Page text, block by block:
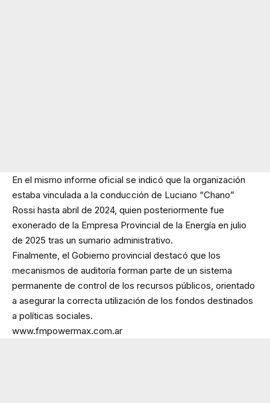
En el mismo informe oficial se indicó que la organización
estaba vinculada a la conducción de Luciano “Chano”
Rossi hasta abril de 2024, quien posteriormente fue
exonerado de la Empresa Provincial de la Energía en julio
de 2025 tras un sumario administrativo.
Finalmente, el Gobierno provincial destacó que los
mecanismos de auditoría forman parte de un sistema
permanente de control de los recursos públicos, orientado
a asegurar la correcta utilización de los fondos destinados
a políticas sociales.
www.fmpowermax.com.ar